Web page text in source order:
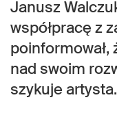
Janusz
współpracę z
nad swoim
szykuje artysta.